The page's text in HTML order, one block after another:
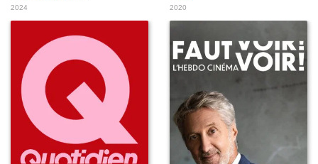
2024 2020